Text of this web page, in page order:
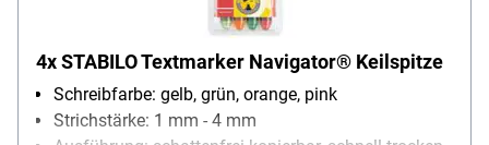
4x STABILO Textmarker Navigator® Keilspitze
Schreibfarbe: gelb, grün, orange, pink
Strichstärke: 1 mm - 4 mm